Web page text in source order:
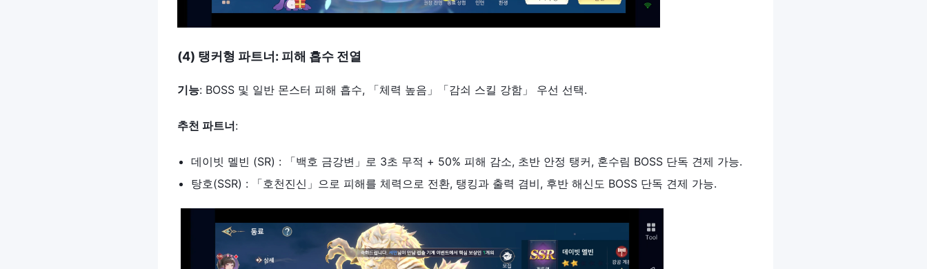
(4) 탱커형 파트너 : 피해 흡수 전열
기능: BOSS 및 일반 몬스터 피해 흡수, 「체력 높음」「감쇠 스킬 강함」 우선 선택.
추천 파트너:
데이빗 멜빈 (SR) : 「백호 금강변」로 3초 무적 + 50% 피해 감소, 초반 안정 탱커, 혼수림 BOSS 단독 견제 가능.
탕호(SSR) : 「호천진신」으로 피해를 체력으로 전환, 탱킹과 출력 겸비, 후반 해신도 BOSS 단독 견제 가능.